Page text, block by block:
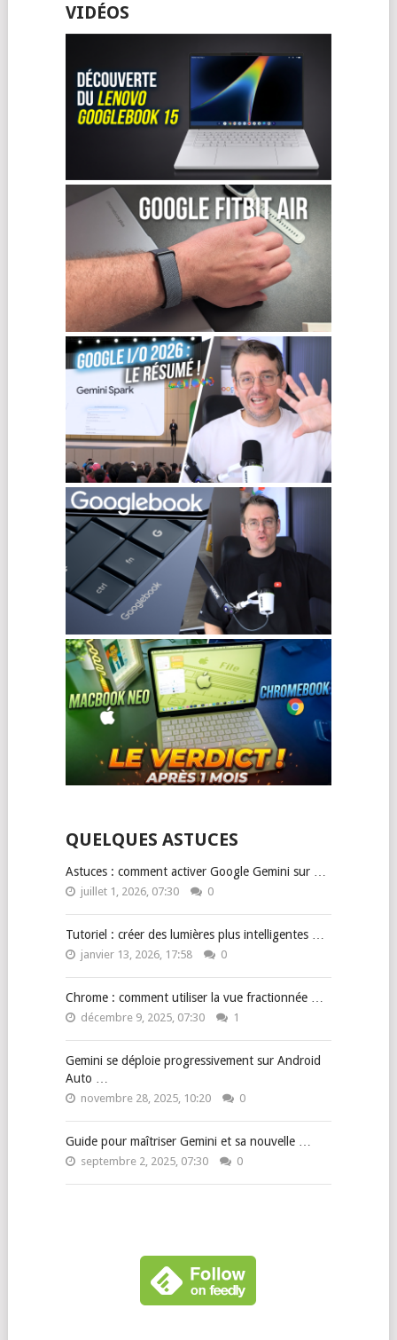
VIDÉOS
QUELQUES ASTUCES
Astuces : comment activer Google Gemini sur …
juillet 1, 2026, 07:30 0
Tutoriel : créer des lumières plus intelligentes …
janvier 13, 2026, 17:58 0
Chrome : comment utiliser la vue fractionnée …
décembre 9, 2025, 07:30 1
Gemini se déploie progressivement sur Android
Auto …
novembre 28, 2025, 10:20 0
Guide pour maîtriser Gemini et sa nouvelle …
septembre 2, 2025, 07:30 0